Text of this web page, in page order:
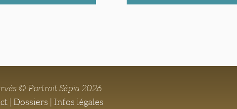
© Portrait Sépia 2026
Dossiers Infos légales